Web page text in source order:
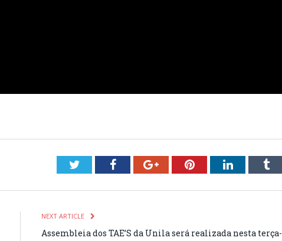
TwitterFacebookGoogle+PinterestLinkedIn
NEXT ARTICLE
Assembleia dos TAE’S da Unila será realizada nesta